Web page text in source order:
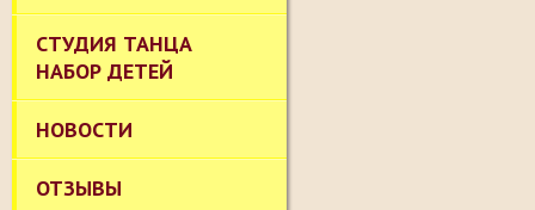
СТУДИЯ ТАНЦА
НАБОР ДЕТЕЙ
НОВОСТИ
ОТЗЫВЫ